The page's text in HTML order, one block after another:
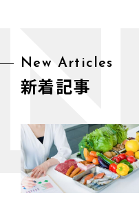
New Articles
新着記事